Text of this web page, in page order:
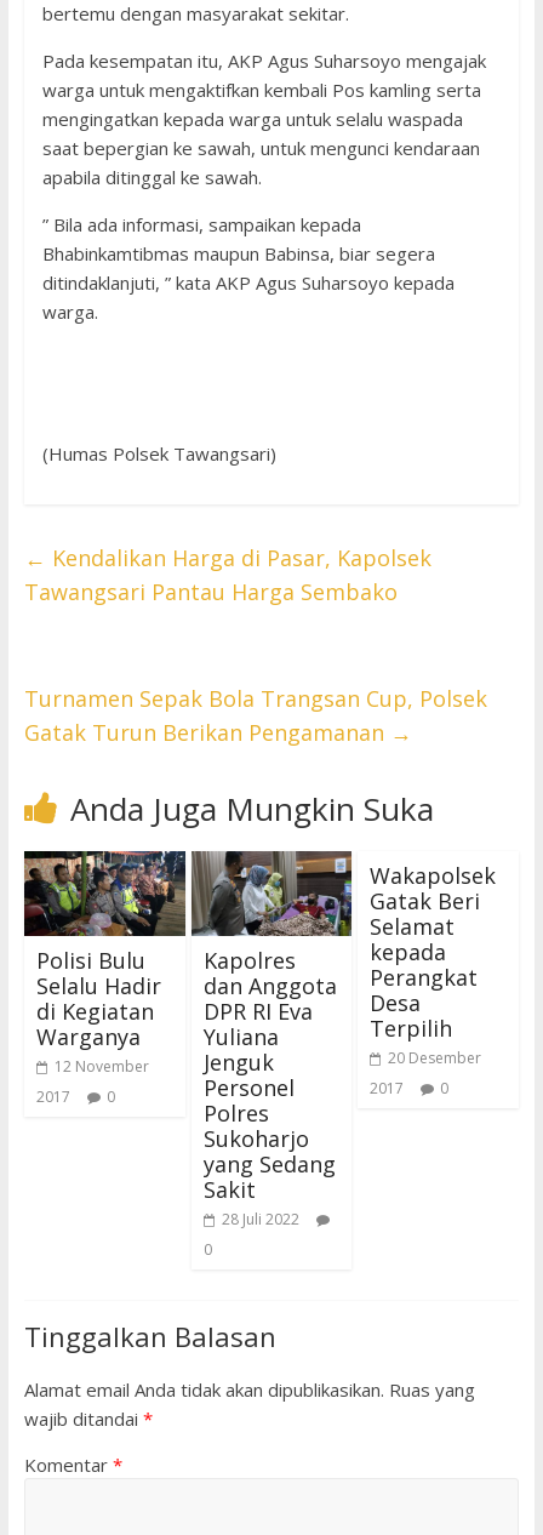
bertemu dengan masyarakat sekitar.
Pada kesempatan itu, AKP Agus Suharsoyo mengajak
warga untuk mengaktifkan kembali Pos kamling serta
mengingatkan kepada warga untuk selalu waspada
saat bepergian ke sawah, untuk mengunci kendaraan
apabila ditinggal ke sawah.
” Bila ada informasi, sampaikan kepada
Bhabinkamtibmas maupun Babinsa, biar segera
ditindaklanjuti, ” kata AKP Agus Suharsoyo kepada
warga.
(Humas Polsek Tawangsari)
← Kendalikan Harga di Pasar, Kapolsek
Tawangsari Pantau Harga Sembako
Turnamen Sepak Bola Trangsan Cup, Polsek
Gatak Turun Berikan Pengamanan →
Anda Juga Mungkin Suka
Polisi Bulu
Selalu Hadir
di Kegiatan
Warganya
12 November
2017
0
Kapolres
dan Anggota
DPR RI Eva
Yuliana
Jenguk
Personel
Polres
Sukoharjo
yang Sedang
Sakit
28 Juli 2022
0
Wakapolsek
Gatak Beri
Selamat
kepada
Perangkat
Desa
Terpilih
20 Desember
2017
0
Tinggalkan Balasan
Alamat email Anda tidak akan dipublikasikan. Ruas yang
wajib ditandai *
Komentar *